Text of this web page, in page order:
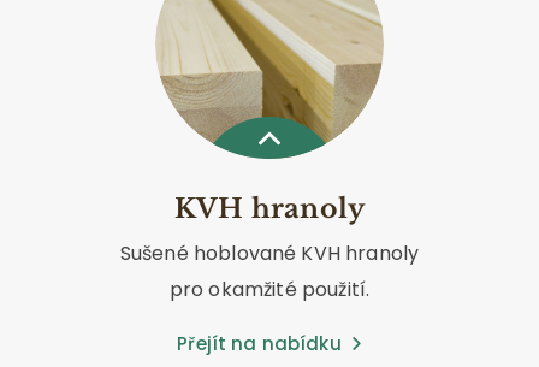
KVH hranoly
Sušené hoblované KVH hranoly
pro okamžité použití.
Přejít na nabídku